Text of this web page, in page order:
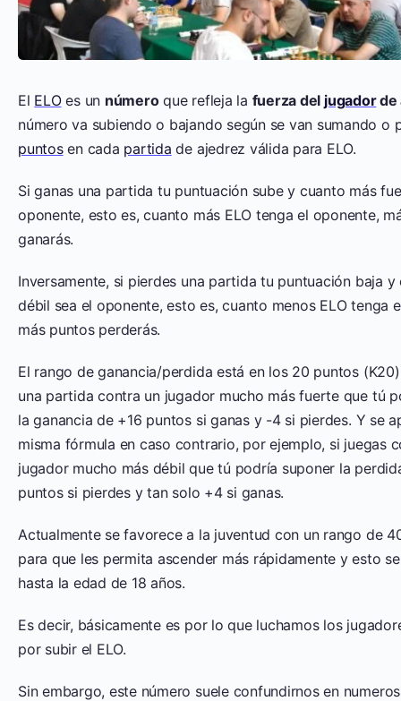
El ELOes un númeroque refleja la fuerza del jugadorde
número va subiendo o bajando según se van sumando o
puntosen cada partida de ajedrez válida para ELO.
Si ganas una partida tu puntuación sube y cuanto más
oponente, esto es, cuanto más ELO tenga el oponente,
ganarás.
Inversamente, si pierdes una partida tu puntuación baja y
débil sea el oponente, esto es, cuanto menos ELO tenga
más puntos perderás.
El rango de ganancia/perdida está en los 20 puntos
una partida contra un jugador mucho más fuerte que tú
la ganancia de +16 puntos si ganas y -4 si pierdes. Y se
misma fórmula en caso contrario, por ejemplo, si juegas
jugador mucho más débil que tú podría suponer la
puntos si pierdes y tan solo +4 si ganas.
Actualmente se favorece a la juventud con un rango de
para que les permita ascender más rápidamente y esto
hasta la edad de 18 años.
Es decir, básicamente es por lo que luchamos los
por subir el ELO.
Sin embargo, este número suele confundirnos en